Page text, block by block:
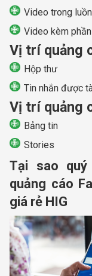
Video trong
Video kèm
Vị trí quảng
Hộp thư
Tin nhắn được
Vị trí quảng
Bảng tin
Stories
Tại sao
quảng cáo
giá rẻ HIG